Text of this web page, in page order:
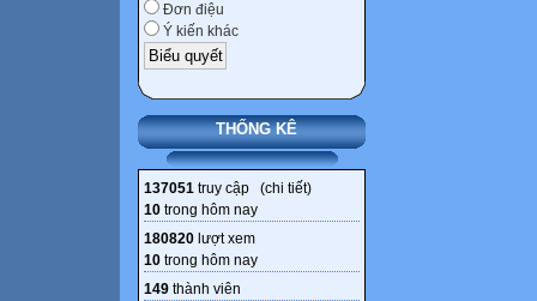
Đơn điệu
Ý kiến khác
THỐNG KÊ
137051 truy cập (chi tiết)
10 trong hôm nay
180820 lượt xem
10 trong hôm nay
149 thành viên